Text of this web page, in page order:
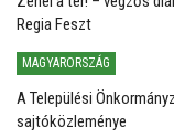
Regia Feszt
MAGYARORSZÁG
A Települési
sajtóközleménye